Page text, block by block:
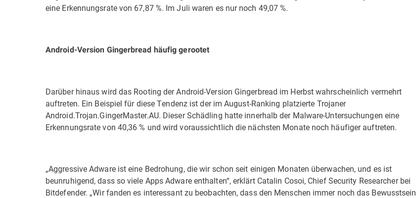
eine Erkennungsrate von 67,87 %. Im Juli waren es nur noch 49,07 %.
Android-Version Gingerbread häufig gerootet
Darüber hinaus wird das Rooting der Android-Version Gingerbread im Herbst wahrscheinlich vermehrt
auftreten. Ein Beispiel für diese Tendenz ist der im August-Ranking platzierte Trojaner
Android.Trojan.GingerMaster.AU. Dieser Schädling hatte innerhalb der Malware-Untersuchungen eine
Erkennungsrate von 40,36 % und wird voraussichtlich die nächsten Monate noch häufiger auftreten.
„Aggressive Adware ist eine Bedrohung, die wir schon seit einigen Monaten überwachen, und es ist
beunruhigend, dass so viele Apps Adware enthalten“, erklärt Catalin Cosoi, Chief Security Researcher bei
Bitdefender. „Wir fanden es interessant zu beobachten, dass den Menschen immer noch das Bewusstsein